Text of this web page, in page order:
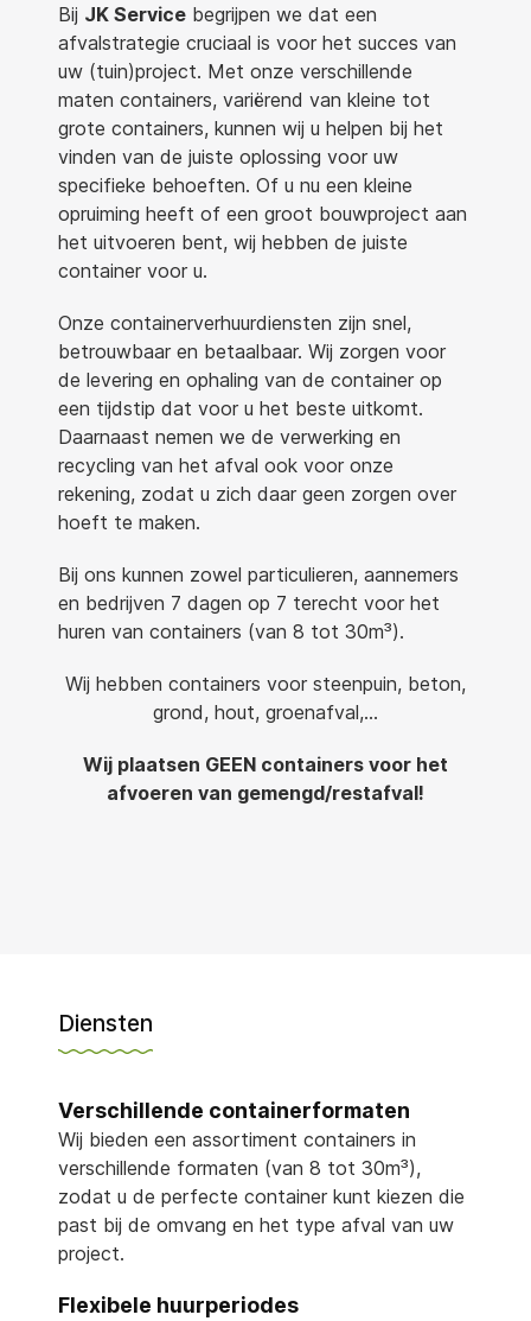
Bij JK Service begrijpen we dat een
afvalstrategie cruciaal is voor het succes van
uw (tuin)project. Met onze verschillende
maten containers, variërend van kleine tot
grote containers, kunnen wij u helpen bij het
vinden van de juiste oplossing voor uw
specifieke behoeften. Of u nu een kleine
opruiming heeft of een groot bouwproject aan
het uitvoeren bent, wij hebben de juiste
container voor u.
Onze containerverhuurdiensten zijn snel,
betrouwbaar en betaalbaar. Wij zorgen voor
de levering en ophaling van de container op
een tijdstip dat voor u het beste uitkomt.
Daarnaast nemen we de verwerking en
recycling van het afval ook voor onze
rekening, zodat u zich daar geen zorgen over
hoeft te maken.
Bij ons kunnen zowel particulieren, aannemers
en bedrijven 7 dagen op 7 terecht voor het
huren van containers (van 8 tot 30m³).
Wij hebben containers voor steenpuin, beton,
grond, hout, groenafval,…
Wij plaatsen GEEN containers voor het
afvoeren van gemengd/restafval!
Diensten
Verschillende containerformaten
Wij bieden een assortiment containers in
verschillende formaten (van 8 tot 30m³),
zodat u de perfecte container kunt kiezen die
past bij de omvang en het type afval van uw
project.
Flexibele huurperiodes